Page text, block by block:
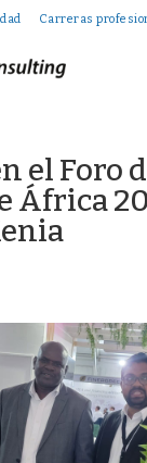
Carreras
el Foro
África